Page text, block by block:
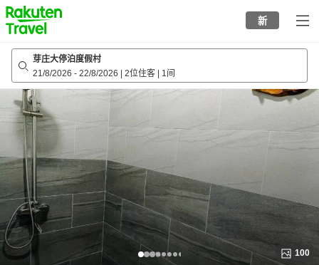
to
top
page
新
芽庄大停泊度假村
21/8/2026 - 22/8/2026 2位住客 1间
100